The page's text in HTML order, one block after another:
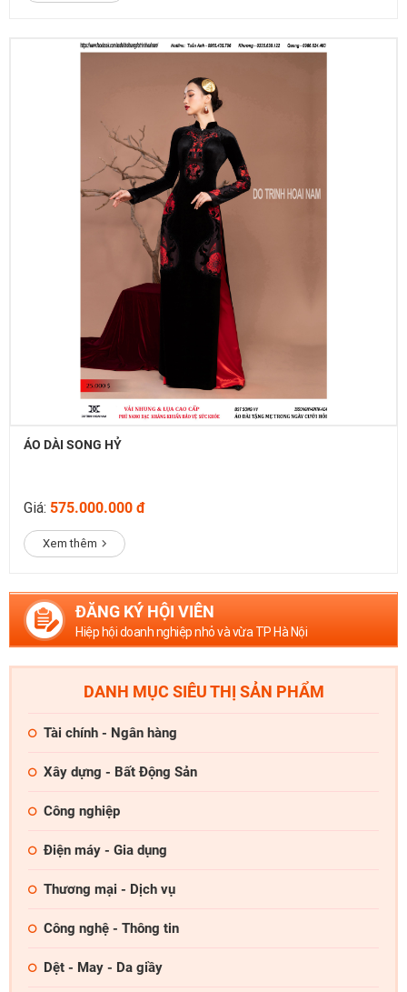
ÁO DÀI SONG HỶ
Giá: 575.000.000 đ
Xem thêm
ĐĂNG KÝ HỘI VIÊN
Hiệp hội doanh nghiệp nhỏ và vừa TP Hà Nội
DANH MỤC SIÊU THỊ SẢN PHẨM
Tài chính - Ngân hàng
Xây dựng - Bất Động Sản
Công nghiệp
Điện máy - Gia dụng
Thương mại - Dịch vụ
Công nghệ - Thông tin
Dệt - May - Da giầy